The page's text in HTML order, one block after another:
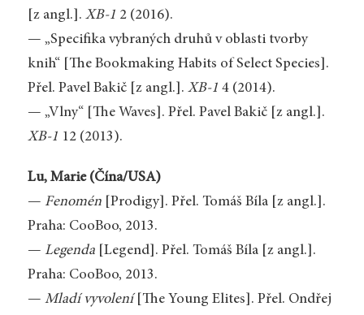
[z angl.]. XB-1 2 (2016).
— „Specifika vybraných druhů v oblasti tvorby
knih“ [The Bookmaking Habits of Select Species].
Přel. Pavel Bakič [z angl.]. XB-1 4 (2014).
— „Vlny“ [The Waves]. Přel. Pavel Bakič [z angl.].
XB-1 12 (2013).
Lu, Marie (Čína/USA)
— Fenomén[Prodigy]. Přel. Tomáš Bíla [z angl.].
Praha: CooBoo, 2013.
— Legenda[Legend]. Přel. Tomáš Bíla [z angl.].
Praha: CooBoo, 2013.
— Mladí vyvolení[The Young Elites]. Přel. Ondřej